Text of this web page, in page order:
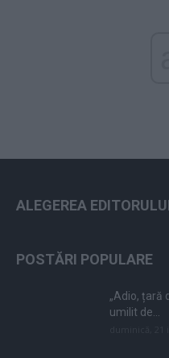
ALEGEREA
POSTĂRI POPULARE
„Adio, țară
umilit de...